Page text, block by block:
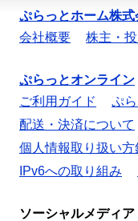
ぷらっとホーム株式
会社概要
株主・
ぷらっとオンライン
ご利用ガイド
ぷ
配送・決済について
個人情報取り扱い方
IPv6への取り組み
ソーシャルメディア